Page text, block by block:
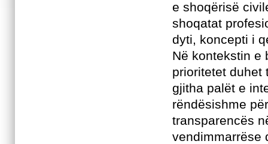
e shoqërisë
shoqatat
dyti, koncepti i
Në kontekstin e
prioritetet duhet
gjitha palët e
rëndësishme
transparencës
vendimmarrëse